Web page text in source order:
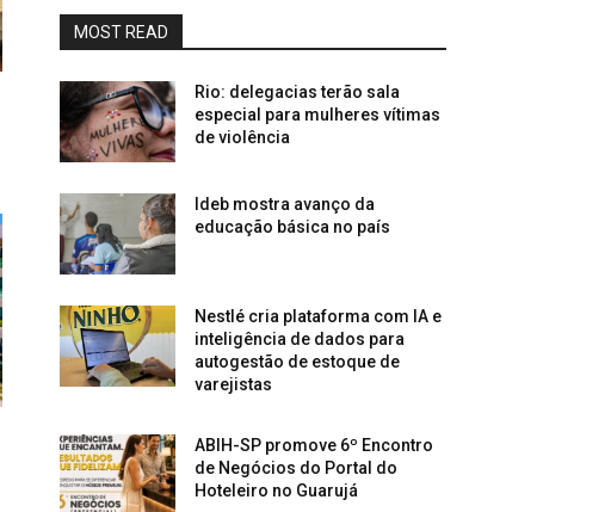
MOST READ
Rio: delegacias terão sala
especial para mulheres vítimas
de violência
Ideb mostra avanço da
educação básica no país
Nestlé cria plataforma com IA e
inteligência de dados para
autogestão de estoque de
varejistas
ABIH-SP promove 6º Encontro
de Negócios do Portal do
Hoteleiro no Guarujá